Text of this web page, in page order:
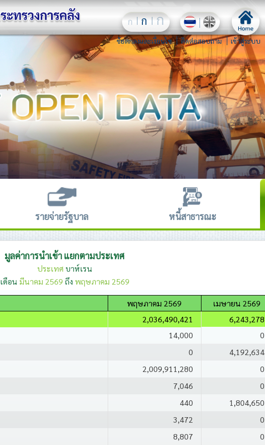
ก ก ก
ข้อตกลงและเงื่อนไข ติดต่อสอบถาม เข้าสู่ระบบ
รายจ่ายรัฐบาล หนี้สาธารณะ
มูลค่าการนำเข้า แยกตามประเทศ
ประเทศ บาห์เรน
เดือน มีนาคม 2569 ถึง พฤษภาคม 2569
พฤษภาคม 2569 เมษายน 2569
2,036,490,421 6,243,278
14,000 0
0 4,192,634
2,009,911,280 0
7,046 0
440 1,804,650
3,472 0
8,807 0